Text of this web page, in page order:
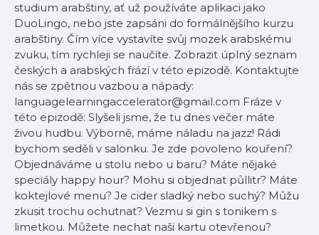
studium arabštiny, ať už používáte aplikaci jako
DuoLingo, nebo jste zapsáni do formálnějšího kurzu
arabštiny. Čím více vystavíte svůj mozek arabskému
zvuku, tím rychleji se naučíte. Zobrazit úplný seznam
českých a arabských frází v této epizodě. Kontaktujte
nás se zpětnou vazbou a nápady:
languagelearningaccelerator@gmail.com Fráze v
této epizodě: Slyšeli jsme, že tu dnes večer máte
živou hudbu. Výborně, máme náladu na jazz! Rádi
bychom seděli v salonku. Je zde povoleno kouření?
Objednáváme u stolu nebo u baru? Máte nějaké
speciály happy hour? Mohu si objednat půllitr? Máte
koktejlové menu? Je cider sladký nebo suchý? Můžu
zkusit trochu ochutnat? Vezmu si gin s tonikem s
limetkou. Můžete nechat naši kartu otevřenou?